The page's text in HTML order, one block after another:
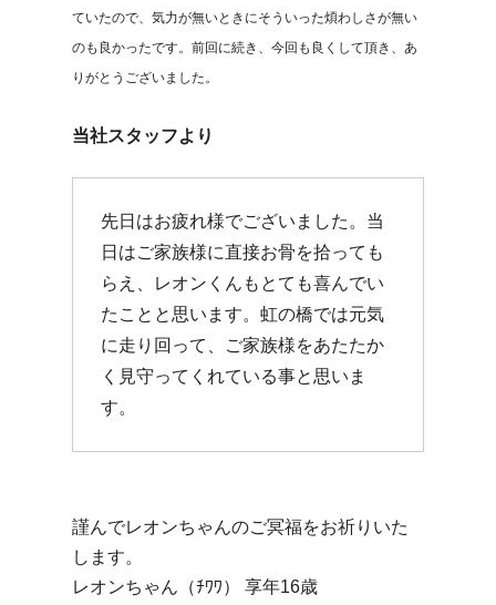
ていたので、気力が無いときにそういった煩わしさが無い
のも良かったです。前回に続き、今回も良くして頂き、あ
りがとうございました。
当社スタッフより
先日はお疲れ様でございました。当
日はご家族様に直接お骨を拾っても
らえ、レオンくんもとても喜んでい
たことと思います。虹の橋では元気
に走り回って、ご家族様をあたたか
く見守ってくれている事と思いま
す。
謹んでレオンちゃんのご冥福をお祈りいた
します。
レオンちゃん（ﾁﾜﾜ） 享年16歳